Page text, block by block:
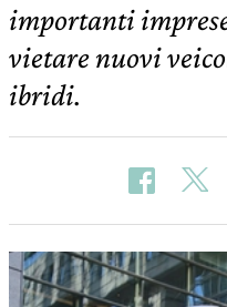
importanti
vietare nuovi
ibridi.